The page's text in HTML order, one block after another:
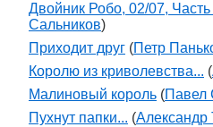
Двойник Робо, 02/07, Часть
Сальников)
Приходит друг (Петр
Королю из криволевства... (
Малиновый король (Павел
Пухнут папки... (Александр